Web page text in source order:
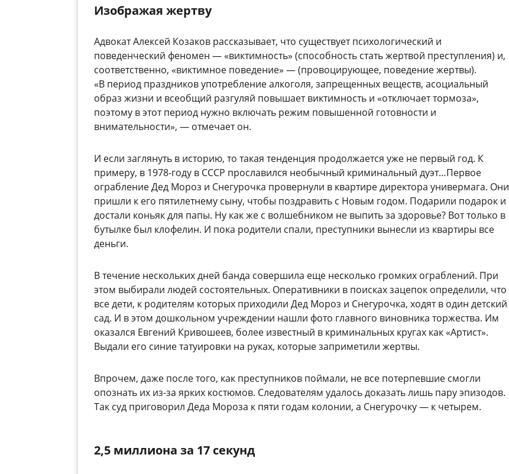
Изображая жертву
Адвокат Алексей Козаков рассказывает, что существует психологический и
поведенческий феномен — «виктимность» (способность стать жертвой преступления) и,
соответственно, «виктимное поведение» — (провоцирующее, поведение жертвы).
«В период праздников употребление алкоголя, запрещенных веществ, асоциальный
образ жизни и всеобщий разгуляй повышает виктимность и «отключает тормоза»,
поэтому в этот период нужно включать режим повышенной готовности и
внимательности», — отмечает он.
И если заглянуть в историю, то такая тенденция продолжается уже не первый год. К
примеру, в 1978-году в СССР прославился необычный криминальный дуэт…Первое
ограбление Дед Мороз и Снегурочка провернули в квартире директора универмага. Они
пришли к его пятилетнему сыну, чтобы поздравить с Новым годом. Подарили подарок и
достали коньяк для папы. Ну как же с волшебником не выпить за здоровье? Вот только в
бутылке был клофелин. И пока родители спали, преступники вынесли из квартиры все
деньги.
В течение нескольких дней банда совершила еще несколько громких ограблений. При
этом выбирали людей состоятельных. Оперативники в поисках зацепок определили, что
все дети, к родителям которых приходили Дед Мороз и Снегурочка, ходят в один детский
сад. И в этом дошкольном учреждении нашли фото главного виновника торжества. Им
оказался Евгений Кривошеев, более известный в криминальных кругах как «Артист».
Выдали его синие татуировки на руках, которые заприметили жертвы.
Впрочем, даже после того, как преступников поймали, не все потерпевшие смогли
опознать их из-за ярких костюмов. Следователям удалось доказать лишь пару эпизодов.
Так суд приговорил Деда Мороза к пяти годам колонии, а Снегурочку — к четырем.
2,5 миллиона за 17 секунд